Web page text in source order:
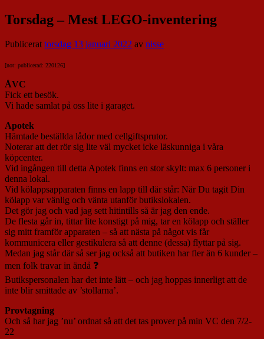
Torsdag – Mest LEGO-inventering
Publicerattorsdag 13 januari 2022 av nisse
[not: publicerad: 220126]
ÅVC
Fick ett besök.
Vi hade samlat på oss lite i garaget.
Apotek
Hämtade beställda lådor med cellgiftsprutor.
Noterar att det rör sig lite väl mycket icke läskunniga i våra
köpcenter.
Vid ingången till detta Apotek finns en stor skylt: max 6 personer i
denna lokal.
Vid kölappsapparaten finns en lapp till där står: När Du tagit Din
kölapp var vänlig och vänta utanför butikslokalen.
Det gör jag och vad jag sett hitintills så är jag den ende.
De flesta går in, tittar lite konstigt på mig, tar en kölapp och ställer
sig mitt framför apparaten – så att nästa på något vis får
kommunicera eller gestikulera så att denne (dessa) flyttar på sig.
Medan jag står där så ser jag också att butiken har fler än 6 kunder –
men folk travar in ändå ❓
Butikspersonalen har det inte lätt – och jag hoppas innerligt att de
inte blir smittade av ’stollarna’.
Provtagning
Och så har jag ’nu’ ordnat så att det tas prover på min VC den 7/2-
22